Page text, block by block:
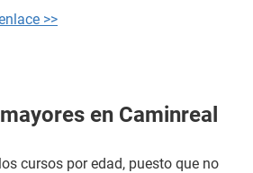
>>
en Caminreal
cursos por edad, puesto que no